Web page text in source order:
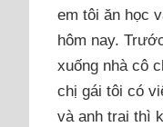
em tôi ăn học
hôm nay.
xuống nhà cô
chị gái tôi có
và anh trai thì